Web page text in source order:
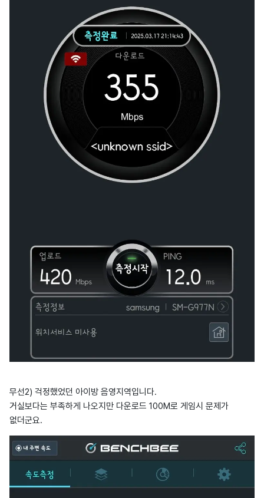
무선2) 걱정했었던 아이방 음영지역입니다.
거실보다는 부족하게 나오지만 다운로드 100M로 게임시 문제가
없더군요.